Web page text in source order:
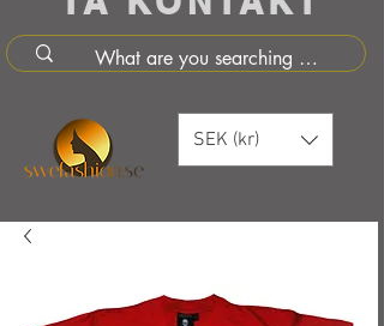
SEK (kr)